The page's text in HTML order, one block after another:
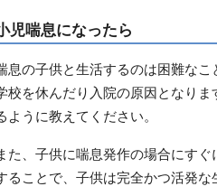
児喘息になったら
息の子供と生活するのは困難な
校を休んだり入院の原因となり
ように教えてください。
た、子供に喘息発作の場合にす
ることで、子供は完全かつ活発な